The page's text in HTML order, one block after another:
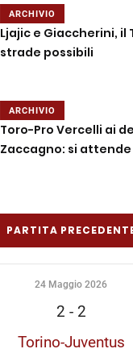
ARCHIVIO
Ljajic e Giaccherini, il
strade possibili
ARCHIVIO
Toro-Pro Vercelli ai
Zaccagno: si
PARTITA
24 Maggio 2026
2 - 2
Torino-Juventus